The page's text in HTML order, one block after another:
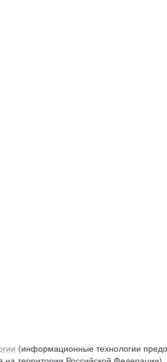
(информационные технологии